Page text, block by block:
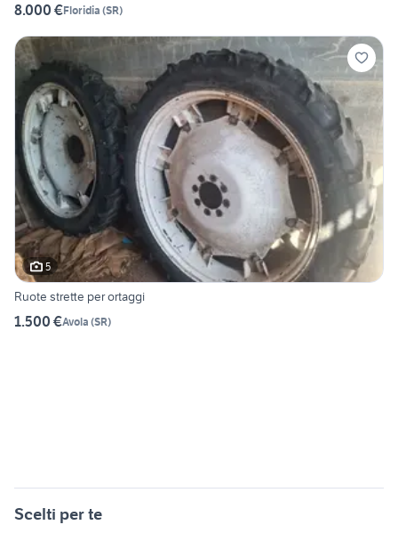
8.000 €Floridia (SR)
5
Ruote strette per ortaggi
1.500 €Avola (SR)
Scelti per te